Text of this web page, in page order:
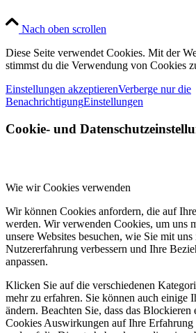
Nach oben scrollen
Diese Seite verwendet Cookies. Mit der
stimmst du die Verwendung von Cookies
Einstellungen akzeptierenVerberge nur die
BenachrichtigungEinstellungen
Cookie- und
Wie wir Cookies verwenden
Wir können Cookies anfordern, die auf
werden. Wir verwenden Cookies, um uns
unsere Websites besuchen, wie Sie mit
Nutzererfahrung verbessern und Ihre
anpassen.
Klicken Sie auf die verschiedenen
mehr zu erfahren. Sie können auch einige
ändern. Beachten Sie, dass das
Cookies Auswirkungen auf Ihre Erfahrung